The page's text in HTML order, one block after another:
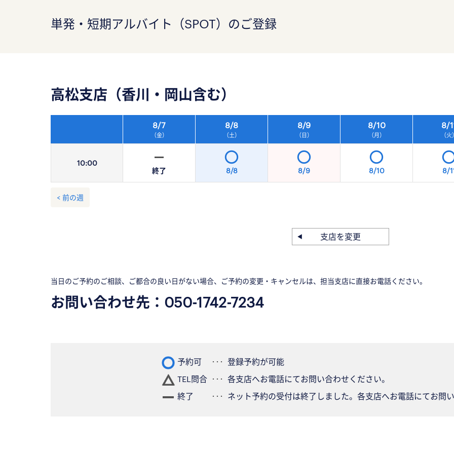
単発・短期アルバイト（SPOT）のご登録
高松支店（香川・岡山含む）
10:00
8/7
（金）
8/8
（土）
8/9
（日）
8/10
（月）
8/
（火）
終了 8/8 8/9 8/10 8/
< 前の週
支店を変更
当日のご予約のご相談、ご都合の良い日がない場合、ご予約の変更・キャンセルは、担当支店に直接お電話ください。
お問い合わせ先： 050-1742-7234
予約可
登録予約が可能
TEL問合
各支店へお電話にてお問い合わせください。
終了
ネット予約の受付は終了しました。各支店へお電話にてお問い